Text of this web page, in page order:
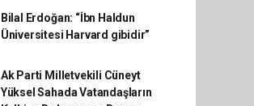
Bilal Erdoğan: “İbn Haldun
Üniversitesi Harvard gibidir”
Ak Parti Milletvekili Cüneyt
Yüksel Sahada Vatandaşların